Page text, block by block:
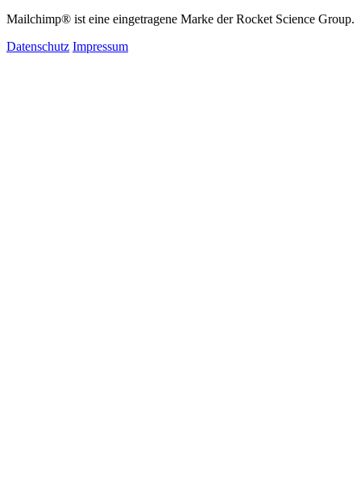
Mailchimp® ist eine eingetragene Marke der Rocket Science Group.
Datenschutz Impressum